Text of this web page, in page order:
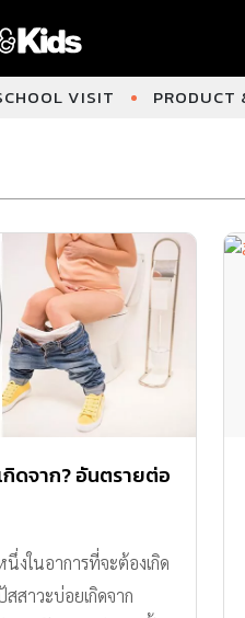
VISIT PRODUCT
ดจาก? อันตรายต่อ
งในอาการที่จะต้องเกิด
สาวะบ่อยเกิดจาก